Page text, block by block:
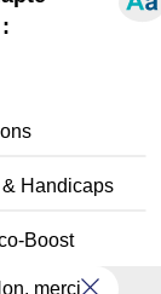
A Cœur Joie – La
A corps d’Ailes
Amicale de
Amicale des
Amicalement jeux
Aqua BC
Au chœur de la
Billard